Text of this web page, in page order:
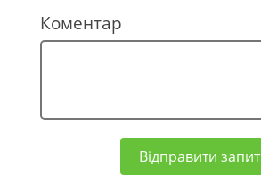
8
Коментар
Відправити запит